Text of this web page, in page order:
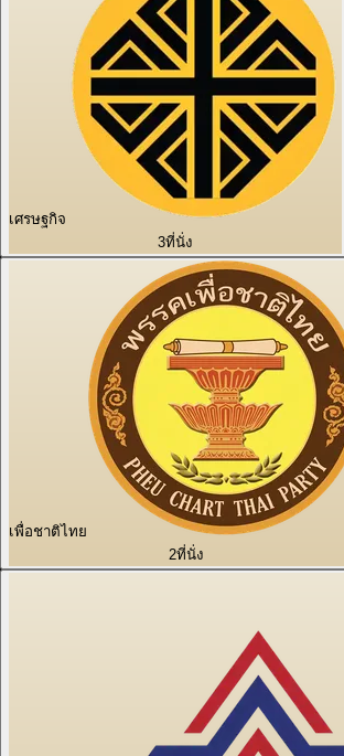
เศรษฐกิจ
3ที่นั่ง
เพื่อชาติไทย
2ที่นั่ง